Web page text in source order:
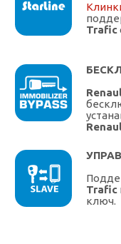
Trafic
Trafic
ключ.